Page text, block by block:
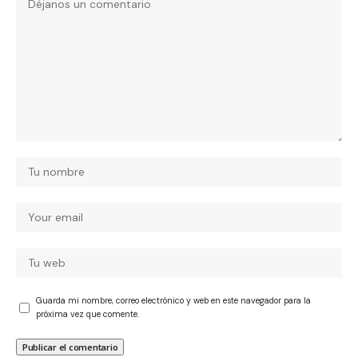
Guarda mi nombre, correo electrónico y web en este navegador para la
próxima vez que comente.